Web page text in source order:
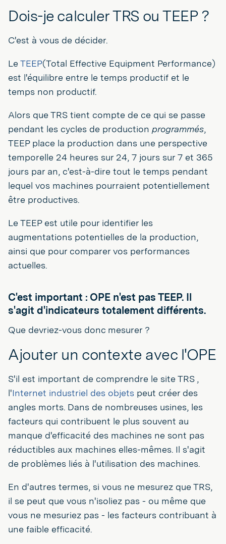
Dois-je calculer TRS ou TEEP ?
C'est à vous de décider.
Le TEEP(Total Effective Equipment Performance)
est l'équilibre entre le temps productif et le
temps non productif.
Alors que TRS tient compte de ce qui se passe
pendant les cycles de production programmés,
TEEP place la production dans une perspective
temporelle 24 heures sur 24, 7 jours sur 7 et 365
jours par an, c'est-à-dire tout le temps pendant
lequel vos machines pourraient potentiellement
être productives.
Le TEEP est utile pour identifier les
augmentations potentielles de la production,
ainsi que pour comparer vos performances
actuelles.
C'est important : OPE n'est pas TEEP. Il
s'agit d'indicateurs totalement différents.
Que devriez-vous donc mesurer ?
Ajouter un contexte avec l'OPE
S'il est important de comprendre le site TRS ,
l'Internet industriel des objets peut créer des
angles morts. Dans de nombreuses usines, les
facteurs qui contribuent le plus souvent au
manque d'efficacité des machines ne sont pas
réductibles aux machines elles-mêmes. Il s'agit
de problèmes liés à l'utilisation des machines.
En d'autres termes, si vous ne mesurez que TRS,
il se peut que vous n'isoliez pas - ou même que
vous ne mesuriez pas - les facteurs contribuant à
une faible efficacité.